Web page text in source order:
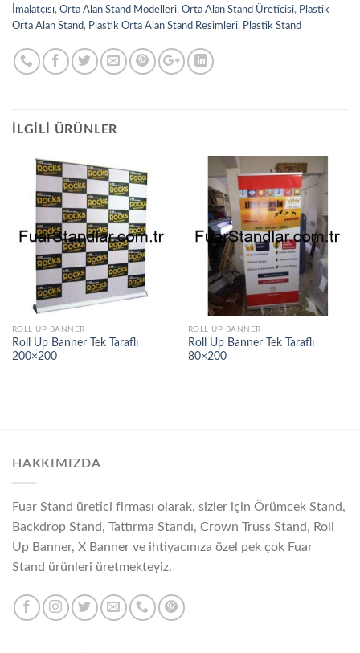
İmalatçısı, Orta Alan Stand Modelleri, Orta Alan Stand Üreticisi, Plastik
Orta Alan Stand, Plastik Orta Alan Stand Resimleri, Plastik Stand
İLGILI ÜRÜNLER
ROLL UP BANNER
Roll Up Banner Tek Taraflı
200×200
ROLL UP BANNER
Roll Up Banner Tek Taraflı
80×200
HAKKIMIZDA
Fuar Stand üretici firması olarak, sizler için Örümcek Stand,
Backdrop Stand, Tattırma Standı, Crown Truss Stand, Roll
Up Banner, X Banner ve ihtiyacınıza özel pek çok Fuar
Stand ürünleri üretmekteyiz.